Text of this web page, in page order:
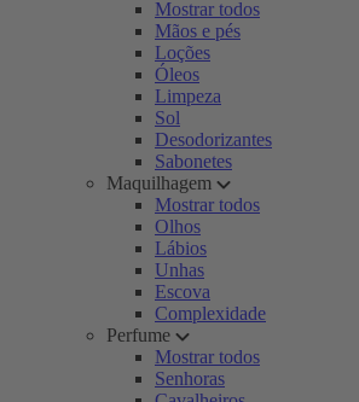
Mostrar todos
Mãos e pés
Loções
Óleos
Limpeza
Sol
Desodorizantes
Sabonetes
Maquilhagem
Mostrar todos
Olhos
Lábios
Unhas
Escova
Complexidade
Perfume
Mostrar todos
Senhoras